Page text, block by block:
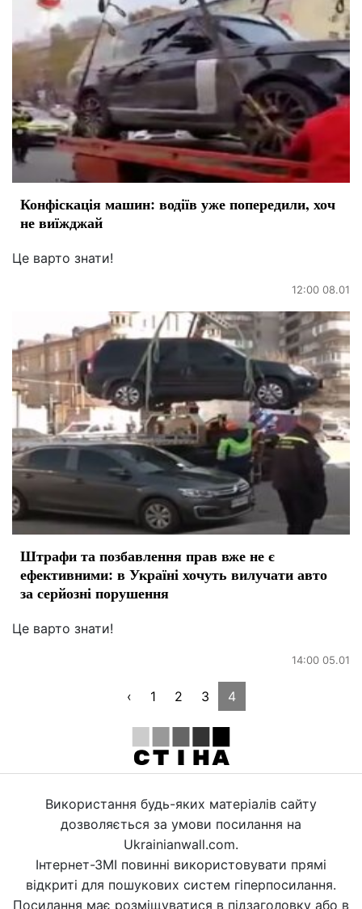
Конфіскація машин: водіїв уже попередили, хоч
не виїжджай
Це варто знати!
12:00 08.01
Штрафи та позбавлення прав вже не є
ефективними: в Україні хочуть вилучати авто
за серйозні порушення
Це варто знати!
14:00 05.01
‹ 1 2 3 4
Використання будь-яких матеріалів сайту
дозволяється за умови посилання на
Ukrainianwall.com.
Інтернет-ЗМІ повинні використовувати прямі
відкриті для пошукових систем гіперпосилання.
Посилання має розміщуватися в підзаголовку або в